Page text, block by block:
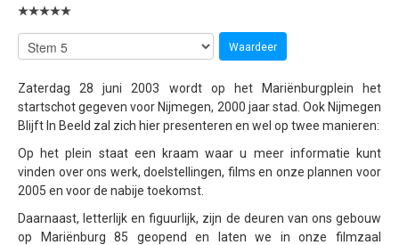
AVG
Wat hebben we
Voorstellingen
Beeldschriften
Donateurs
Zaterdag 28 juni 2003 wordt op het Mariënburgplein het
startschot gegeven voor Nijmegen, 2000 jaar stad. Ook Nijmegen
Blijft In Beeld zal zich hier presenteren en wel op twee manieren:
Op het plein staat een kraam waar u meer informatie kunt
vinden over ons werk, doelstellingen, films en onze plannen voor
2005 en voor de nabije toekomst.
Daarnaast, letterlijk en figuurlijk, zijn de deuren van ons gebouw
op Mariënburg 85 geopend en laten we in onze filmzaal